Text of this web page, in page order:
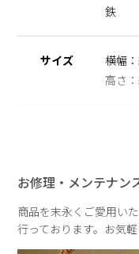
※リングホルダーについ
ので、あらかじめご了
ッピングバッグ(￥
鉄
サイズ
横幅
高さ
お修理・メンテナン
商品を末永くご愛用い
行っております。お気